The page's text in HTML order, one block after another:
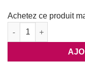
Achetez ce produit
quantité de EOS